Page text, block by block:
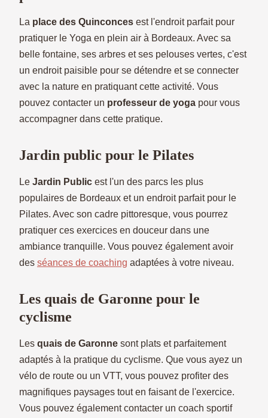
La place des Quinconces est l'endroit parfait pour
pratiquer le Yoga en plein air à Bordeaux. Avec sa
belle fontaine, ses arbres et ses pelouses vertes, c'est
un endroit paisible pour se détendre et se connecter
avec la nature en pratiquant cette activité. Vous
pouvez contacter un professeur de yoga pour vous
accompagner dans cette pratique.
Jardin public pour le Pilates
Le Jardin Public est l'un des parcs les plus
populaires de Bordeaux et un endroit parfait pour le
Pilates. Avec son cadre pittoresque, vous pourrez
pratiquer ces exercices en douceur dans une
ambiance tranquille. Vous pouvez également avoir
des séances de coaching adaptées à votre niveau.
Les quais de Garonne pour le
cyclisme
Les quais de Garonne sont plats et parfaitement
adaptés à la pratique du cyclisme. Que vous ayez un
vélo de route ou un VTT, vous pouvez profiter des
magnifiques paysages tout en faisant de l'exercice.
Vous pouvez également contacter un coach sportif